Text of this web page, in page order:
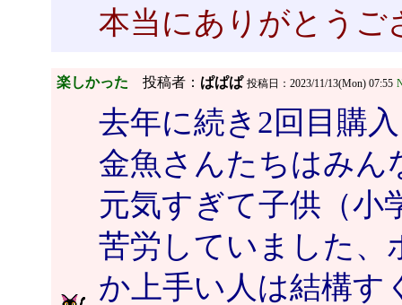
本当にありがとうご
楽しかった 投稿者： ぱぱぱ 投稿日：2023/11/13(Mon) 07:55
去年に続き2回目購
金魚さんたちはみん
元気すぎて子供（小
苦労していました、
か上手い人は結構す